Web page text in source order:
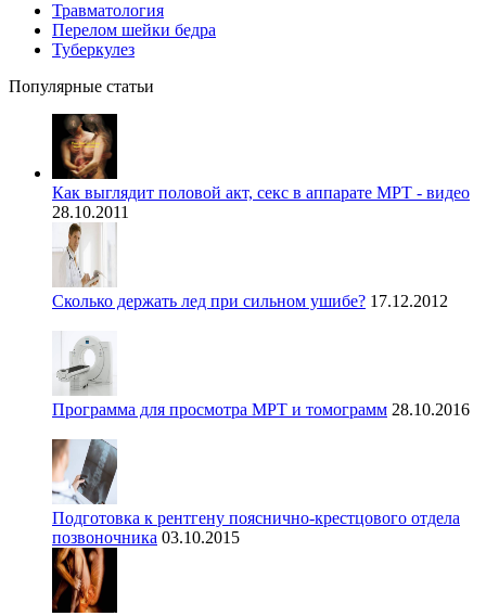
Травматология
Перелом шейки бедра
Туберкулез
Популярные статьи
Как выглядит половой акт, секс в аппарате МРТ - видео
28.10.2011
Сколько держать лед при сильном ушибе? 17.12.2012
Программа для просмотра МРТ и томограмм 28.10.2016
Подготовка к рентгену пояснично-крестцового отдела
позвоночника 03.10.2015